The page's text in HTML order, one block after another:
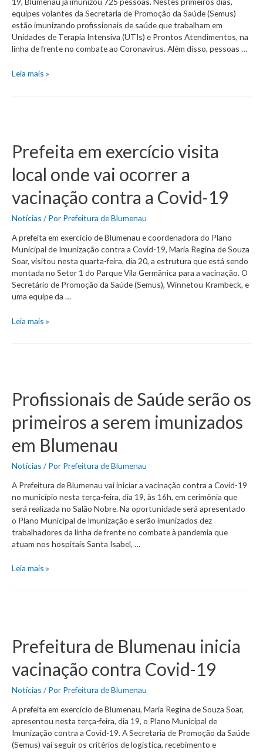
equipes volantes da Secretaria de Promoção da Saúde (Semus)
estão imunizando profissionais de saúde que trabalham em
Unidades de Terapia Intensiva (UTIs) e Prontos Atendimentos, na
linha de frente no combate ao Coronavírus. Além disso, pessoas …
Blumenau
a
Covid-
19
Leia mais »
Prefeita em exercício visita
local onde vai ocorrer a
vacinação contra a Covid-19
Notícias / Por Prefeitura de Blumenau
A prefeita em exercício de Blumenau e coordenadora do Plano
Municipal de Imunização contra a Covid-19, Maria Regina de Souza
Soar, visitou nesta quarta-feira, dia 20, a estrutura que está sendo
montada no Setor 1 do Parque Vila Germânica para a vacinação. O
Secretário de Promoção da Saúde (Semus), Winnetou Krambeck, e
uma equipe da …
Prefeita
vai
ocorrer
vacinação
a
Covid-
Leia mais »
Profissionais de Saúde serão os
primeiros a serem imunizados
em Blumenau
Notícias / Por Prefeitura de Blumenau
A Prefeitura de Blumenau vai iniciar a vacinação contra a Covid-19
no município nesta terça-feira, dia 19, às 16h, em cerimônia que
será realizada no Salão Nobre. Na oportunidade será apresentado
o Plano Municipal de Imunização e serão imunizados dez
trabalhadores da linha de frente no combate à pandemia que
atuam nos hospitais Santa Isabel, …
Profissionais
a
serem
imunizados
em
Blumenau
Leia mais »
Prefeitura de Blumenau inicia
vacinação contra Covid-19
Notícias / Por Prefeitura de Blumenau
A prefeita em exercício de Blumenau, Maria Regina de Souza Soar,
apresentou nesta terça-feira, dia 19, o Plano Municipal de
Imunização contra a Covid-19. A Secretaria de Promoção da Saúde
(Semus) vai seguir os critérios de logística, recebimento e